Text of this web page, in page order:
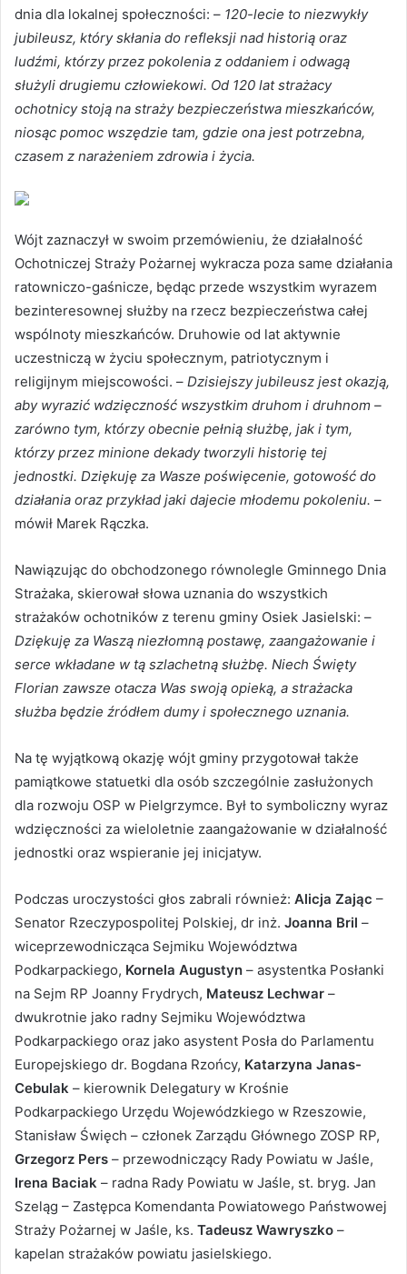
dnia dla lokalnej społeczności: – 120-lecie to niezwykły
jubileusz, który skłania do refleksji nad historią oraz
ludźmi, którzy przez pokolenia z oddaniem i odwagą
służyli drugiemu człowiekowi. Od 120 lat strażacy
ochotnicy stoją na straży bezpieczeństwa mieszkańców,
niosąc pomoc wszędzie tam, gdzie ona jest potrzebna,
czasem z narażeniem zdrowia i życia.
Wójt zaznaczył w swoim przemówieniu, że działalność
Ochotniczej Straży Pożarnej wykracza poza same działania
ratowniczo-gaśnicze, będąc przede wszystkim wyrazem
bezinteresownej służby na rzecz bezpieczeństwa całej
wspólnoty mieszkańców. Druhowie od lat aktywnie
uczestniczą w życiu społecznym, patriotycznym i
religijnym miejscowości. – Dzisiejszy jubileusz jest okazją,
aby wyrazić wdzięczność wszystkim druhom i druhnom –
zarówno tym, którzy obecnie pełnią służbę, jak i tym,
którzy przez minione dekady tworzyli historię tej
jednostki. Dziękuję za Wasze poświęcenie, gotowość do
działania oraz przykład jaki dajecie młodemu pokoleniu. –
mówił Marek Rączka.
Nawiązując do obchodzonego równolegle Gminnego Dnia
Strażaka, skierował słowa uznania do wszystkich
strażaków ochotników z terenu gminy Osiek Jasielski: –
Dziękuję za Waszą niezłomną postawę, zaangażowanie i
serce wkładane w tą szlachetną służbę. Niech Święty
Florian zawsze otacza Was swoją opieką, a strażacka
służba będzie źródłem dumy i społecznego uznania.
Na tę wyjątkową okazję wójt gminy przygotował także
pamiątkowe statuetki dla osób szczególnie zasłużonych
dla rozwoju OSP w Pielgrzymce. Był to symboliczny wyraz
wdzięczności za wieloletnie zaangażowanie w działalność
jednostki oraz wspieranie jej inicjatyw.
Podczas uroczystości głos zabrali również: Alicja Zając –
Senator Rzeczypospolitej Polskiej, dr inż. Joanna Bril –
wiceprzewodnicząca Sejmiku Województwa
Podkarpackiego, Kornela Augustyn – asystentka Posłanki
na Sejm RP Joanny Frydrych, Mateusz Lechwar –
dwukrotnie jako radny Sejmiku Województwa
Podkarpackiego oraz jako asystent Posła do Parlamentu
Europejskiego dr. Bogdana Rzońcy, Katarzyna Janas-
Cebulak – kierownik Delegatury w Krośnie
Podkarpackiego Urzędu Wojewódzkiego w Rzeszowie,
Stanisław Święch – członek Zarządu Głównego ZOSP RP,
Grzegorz Pers – przewodniczący Rady Powiatu w Jaśle,
Irena Baciak – radna Rady Powiatu w Jaśle, st. bryg. Jan
Szeląg – Zastępca Komendanta Powiatowego Państwowej
Straży Pożarnej w Jaśle, ks. Tadeusz Wawryszko –
kapelan strażaków powiatu jasielskiego.